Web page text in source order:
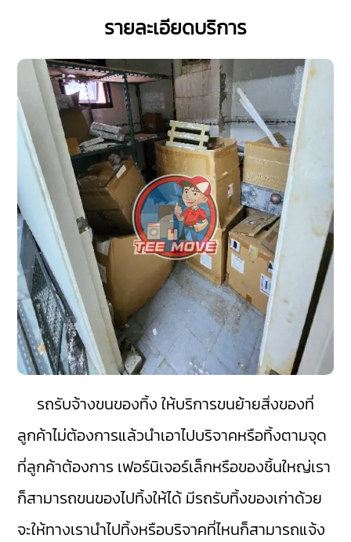
รายละเอียดบริการ
รถรับจ้างขนของทิ้ง ให้บริการขนย้ายสิ่งของที่
ลูกค้าไม่ต้องการแล้วนำเอาไปบริจาคหรือทิ้งตามจุด
ที่ลูกค้าต้องการ เฟอร์นิเจอร์เล็กหรือของชิ้นใหญ่เรา
ก็สามารถขนของไปทิ้งให้ได้ มีรถรับทิ้งของเก่าด้วย
จะให้ทางเรานำไปทิ้งหรือบริจาคที่ไหนก็สามารถแจ้ง